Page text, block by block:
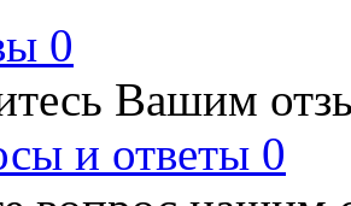
0
Вашим
и ответы 0